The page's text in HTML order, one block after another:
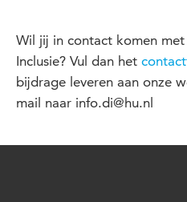
Wil jij in contact komen
Inclusie? Vul dan het
bijdrage leveren aan onze
mail naar info.di@hu.nl